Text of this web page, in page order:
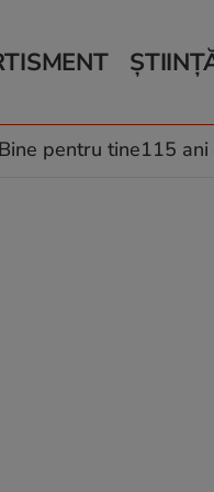
Filme
Bine pentru tine115